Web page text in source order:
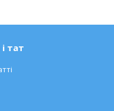
тат